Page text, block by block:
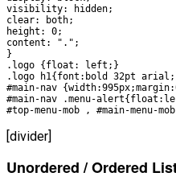
visibility: hidden;
clear: both;
height: 0;
content: ".";
}
.logo {float: left;}
.logo h1{font:bold 32pt
#main-nav
#main-nav .menu-
#top-menu-mob , #main-menu-
[divider]
Unordered / Ordered